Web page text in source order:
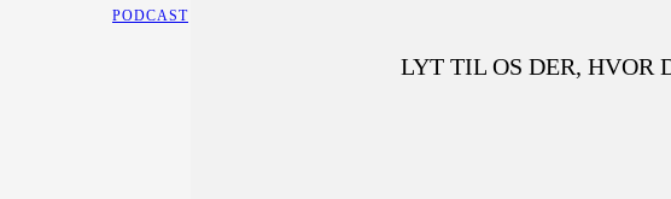
PODCAST
LYT TIL OS DER, HVOR